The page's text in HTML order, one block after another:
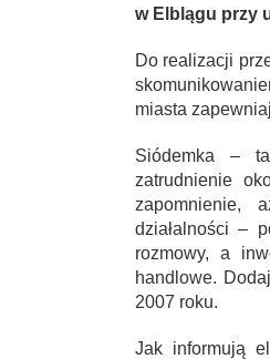
w Elblągu przy
Do realizacji
miasta
Siódemka –
zatrudnienie
zapomnienie,
działalności –
rozmowy, a
handlowe.
2007 roku.
Jak informują